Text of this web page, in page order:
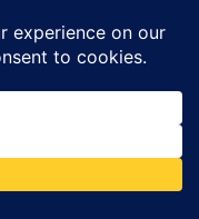
体的な流れ
フケア法